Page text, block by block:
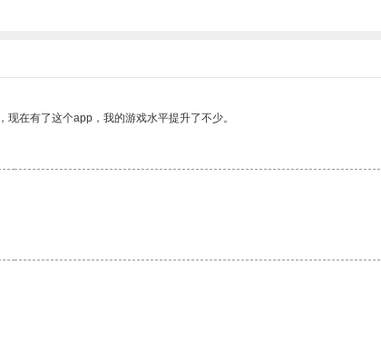
在有了这个app，我的游戏水平提升了不少。